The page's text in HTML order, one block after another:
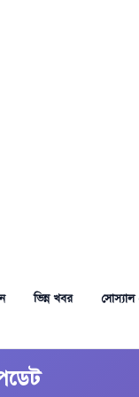
ভিন্ন খবর সোস্যাল